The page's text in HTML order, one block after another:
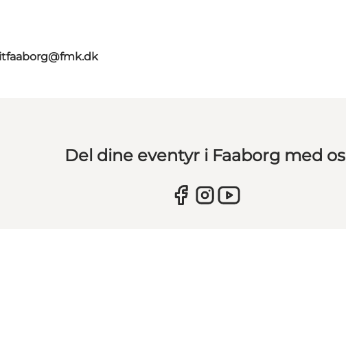
Del dine eventyr i Faaborg med os